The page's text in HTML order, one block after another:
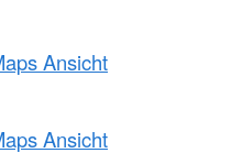
Ansicht
Ansicht